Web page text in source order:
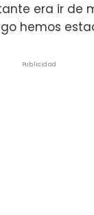
era ir de
hemos
Publicidad